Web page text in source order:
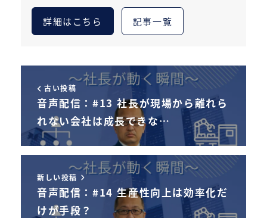
詳細はこちら 記事一覧
古い投稿
音声配信：#13 社長が現場から離れら
れない会社は成長できな…
新しい投稿
音声配信：#14 生産性向上は効率化だ
けが手段？